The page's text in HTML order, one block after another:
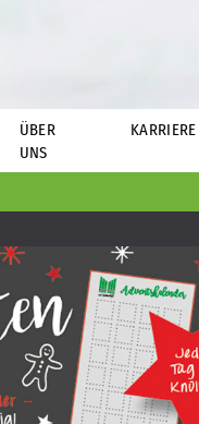
ÜBER
UNS
KARRIERE